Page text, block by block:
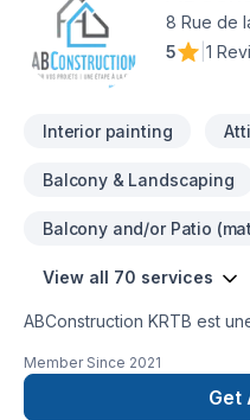
réalité. Contactez-nous dès
8 Rue de
5
1
Interior painting
Balcony & Landscaping
Balcony and/or Patio
View all 70 services
ABConstruction KRTB est
et fenêtre etc. Bref tout se
Member Since 2021
Get